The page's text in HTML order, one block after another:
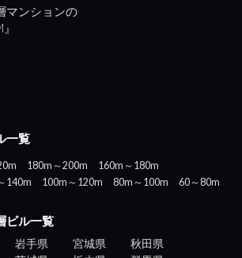
マンションの
一覧
180m～200m
160m～180m
140m 100m～120m 80m～100m
60～80m
ビル一覧
岩手県 宮城県
秋田県